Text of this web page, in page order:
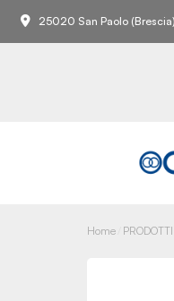
25020 San Paolo
Home